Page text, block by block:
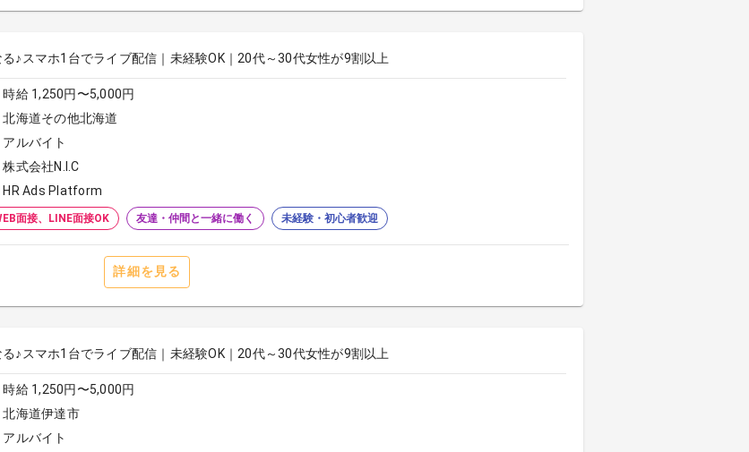
♪スマホ1台でライブ配信｜未経験OK｜20代～30代女性が9割以上
時給 1,250円〜5,000円
北海道その他北海道
アルバイト
株式会社N.I.C
HR Ads Platform
面接、LINE面接OK 友達・仲間と一緒に働く 未経験・初心者歓迎
詳細を見る
♪スマホ1台でライブ配信｜未経験OK｜20代～30代女性が9割以上
時給 1,250円〜5,000円
北海道伊達市
アルバイト